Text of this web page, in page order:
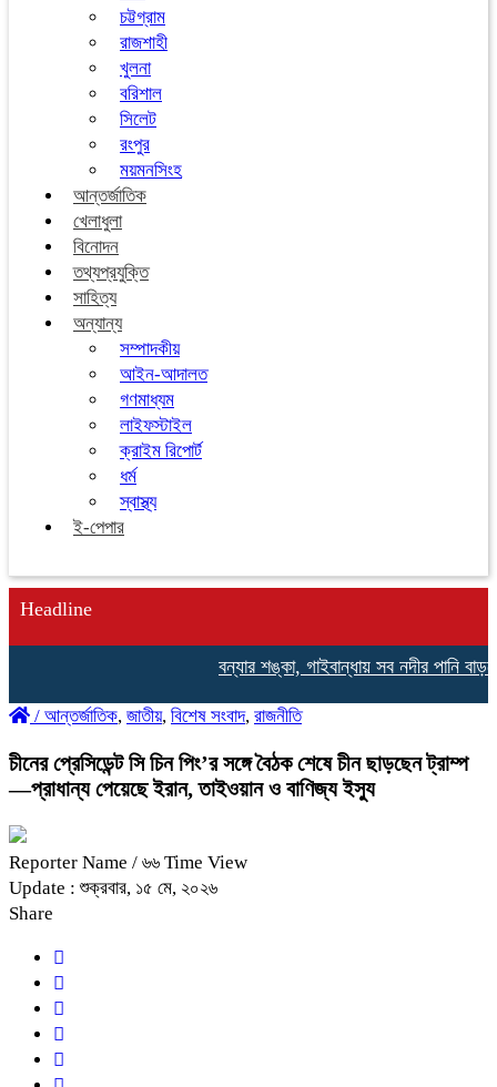
চট্টগ্রাম
রাজশাহী
খুলনা
বরিশাল
সিলেট
রংপুর
ময়মনসিংহ
আন্তর্জাতিক
খেলাধুলা
বিনোদন
তথ্যপ্রযুক্তি
সাহিত্য
অন্যান্য
সম্পাদকীয়
আইন-আদালত
গণমাধ্যম
লাইফস্টাইল
ক্রাইম রিপোর্ট
ধর্ম
স্বাস্থ্য
ই-পেপার
Headline
বন্যার শঙ্কা, গাইবান্ধায় সব নদীর পানি
/ আন্তর্জাতিক, জাতীয়, বিশেষ সংবাদ, রাজনীতি
চীনের প্রেসিডেন্ট সি চিন পিং’র সঙ্গে বৈঠক শেষে চীন ছাড়ছেন ট্রাম্প
—প্রাধান্য পেয়েছে ইরান, তাইওয়ান ও বাণিজ্য ইস্যু
Reporter Name / ৬৬ Time View
Update : শুক্রবার, ১৫ মে, ২০২৬
Share